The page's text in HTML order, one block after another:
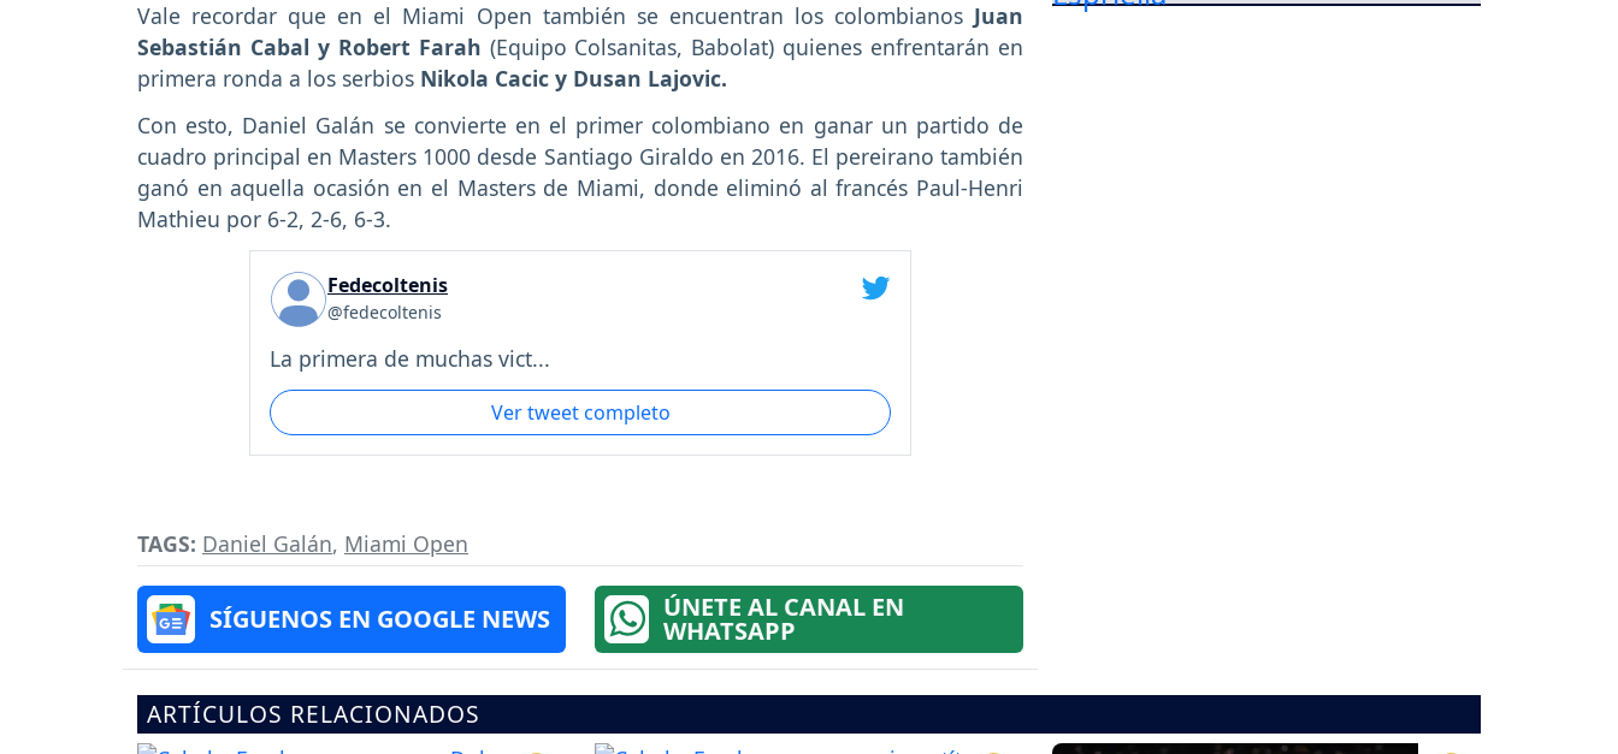
Vale recordar que en el Miami Open también se encuentran los colombianos Juan
Sebastián Cabal y Robert Farah (Equipo Colsanitas, Babolat) quienes enfrentarán en
primera ronda a los serbios Nikola Cacic y Dusan Lajovic.
Con esto, Daniel Galán se convierte en el primer colombiano en ganar un partido de
cuadro principal en Masters 1000 desde Santiago Giraldo en 2016. El pereirano también
ganó en aquella ocasión en el Masters de Miami, donde eliminó al francés Paul-Henri
Mathieu por 6-2, 2-6, 6-3.
Fedecoltenis
@fedecoltenis
La primera de muchas vict...
Ver tweet completo
TAGS: Daniel Galán, Miami Open
SÍGUENOS EN GOOGLE NEWS ÚNETE AL CANAL EN
WHATSAPP
ARTÍCULOS RELACIONADOS